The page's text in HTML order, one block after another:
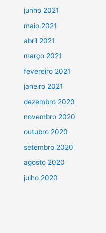
junho 2021
maio 2021
abril 2021
março 2021
fevereiro 2021
janeiro 2021
dezembro 2020
novembro 2020
outubro 2020
setembro 2020
agosto 2020
julho 2020